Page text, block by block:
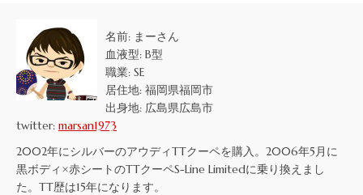
名前: まーさん
血液型: B型
職業: SE
居住地: 福岡県福岡市
出身地: 広島県広島市
twitter: marsan1973
2002年にシルバーのアウディTTクーペを購入。2006年5月に
黒ボディ×赤シートのTTクーペS-Line Limitedに乗り換えまし
た。TT歴は15年になります。